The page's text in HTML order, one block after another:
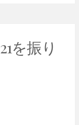
を振り